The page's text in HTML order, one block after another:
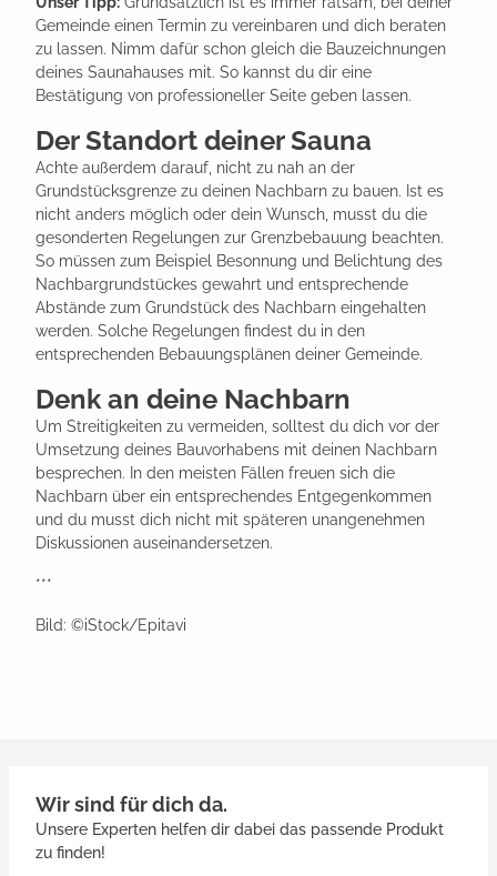
Gemeinde einen Termin zu vereinbaren und dich beraten
zu lassen. Nimm dafür schon gleich die Bauzeichnungen
deines Saunahauses mit. So kannst du dir eine
Bestätigung von professioneller Seite geben lassen.
Der Standort deiner Sauna
Achte außerdem darauf, nicht zu nah an der
Grundstücksgrenze zu deinen Nachbarn zu bauen. Ist es
nicht anders möglich oder dein Wunsch, musst du die
gesonderten Regelungen zur Grenzbebauung beachten.
So müssen zum Beispiel Besonnung und Belichtung des
Nachbargrundstückes gewahrt und entsprechende
Abstände zum Grundstück des Nachbarn eingehalten
werden. Solche Regelungen findest du in den
entsprechenden Bebauungsplänen deiner Gemeinde.
Denk an deine Nachbarn
Um Streitigkeiten zu vermeiden, solltest du dich vor der
Umsetzung deines Bauvorhabens mit deinen Nachbarn
besprechen. In den meisten Fällen freuen sich die
Nachbarn über ein entsprechendes Entgegenkommen
und du musst dich nicht mit späteren unangenehmen
Diskussionen auseinandersetzen.
***
Bild: ©iStock/Epitavi
Wir sind für dich da.
Unsere Experten helfen dir dabei das passende Produkt
zu finden!